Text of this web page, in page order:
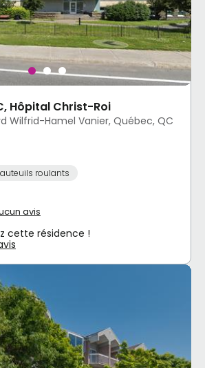
Hôpital Christ-Roi
Wilfrid-Hamel Vanier, Québec, QC
roulants
avis
cette résidence !